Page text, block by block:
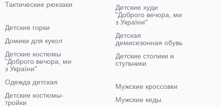
Тактические рюкзаки
Детские худи
"Доброго вечора, ми
з України"
Детская
демисезонная обувь
Детские столики и
стульчики
Детские горки
Домики для кукол
Детские костюмы
"Доброго вечора, ми
з України"
Одежда детская
Детские костюмы-
тройки
Мужские кроссовки
Мужские кеды